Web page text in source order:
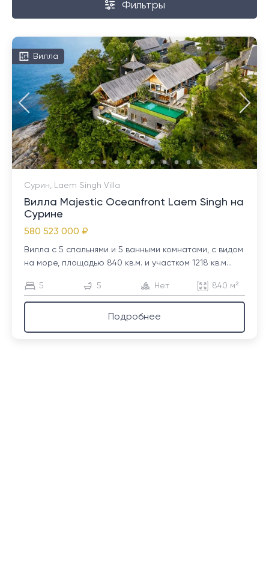
Фильтры
Вилла
Сурин, Laem Singh Villa
Вилла Majestic Oceanfront Laem Singh на
Сурине
580 523 000 ₽
Вилла с 5 спальнями и 5 ванными комнатами, с видом
на море, площадью 840 кв.м. и участком 1218 кв.м...
5 5 Нет 840 м²
Подробнее